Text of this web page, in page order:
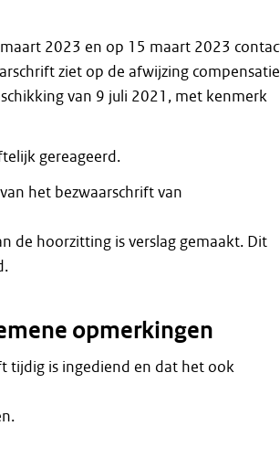
2023 en op 15 maart 2023
ziet op de afwijzing compensatie
van 9 juli 2021, met kenmerk
gereageerd.
het bezwaarschrift van
de hoorzitting is verslag gemaakt. Dit
opmerkingen
tijdig is ingediend en dat het ook